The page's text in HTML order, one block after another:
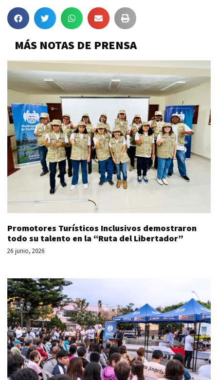
MÁS NOTAS DE PRENSA
Promotores Turísticos Inclusivos demostraron
todo su talento en la “Ruta del Libertador”
26 junio, 2026